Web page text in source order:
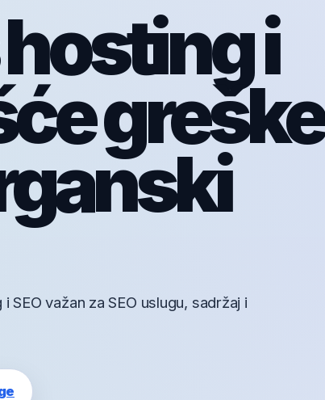
i
greške
važan za SEO uslugu, sadržaj i